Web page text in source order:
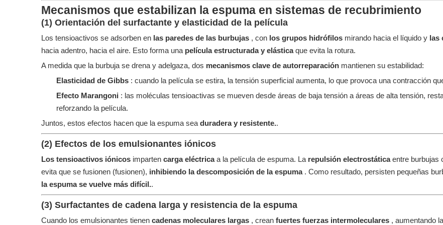
Mecanismos que estabilizan la espuma en sistemas de recubrimiento
(1) Orientación del surfactante y elasticidad de la película
Los tensioactivos se adsorben en las paredes de las burbujas , con los grupos hidrófilos mirando hacia el líquido y las
hacia adentro, hacia el aire. Esto forma una película estructurada y elásticaque evita la rotura.
A medida que la burbuja se drena y adelgaza, dos mecanismos clave de autorreparación mantienen su estabilidad:
Elasticidad de Gibbs : cuando la película se estira, la tensión superficial aumenta, lo que provoca una contracción
Efecto Marangoni : las moléculas tensioactivas se mueven desde áreas de baja tensión a áreas de alta tensión,
reforzando la película.
Juntos, estos efectos hacen que la espuma sea duradera y resistente..
(2) Efectos de los emulsionantes iónicos
Los tensioactivos iónicos imparten carga eléctricaa la película de espuma. La repulsión electrostáticaentre burbujas
evita que se fusionen (fusionen), inhibiendo la descomposición de la espuma . Como resultado, persisten pequeñas
la espuma se vuelve más difícil..
(3) Surfactantes de cadena larga y resistencia de la espuma
Cuando los emulsionantes tienen cadenas moleculares largas , crean fuertes fuerzas intermoleculares , aumentando la